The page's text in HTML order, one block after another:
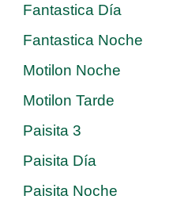
Fantastica Día
Fantastica Noche
Motilon Noche
Motilon Tarde
Paisita 3
Paisita Día
Paisita Noche